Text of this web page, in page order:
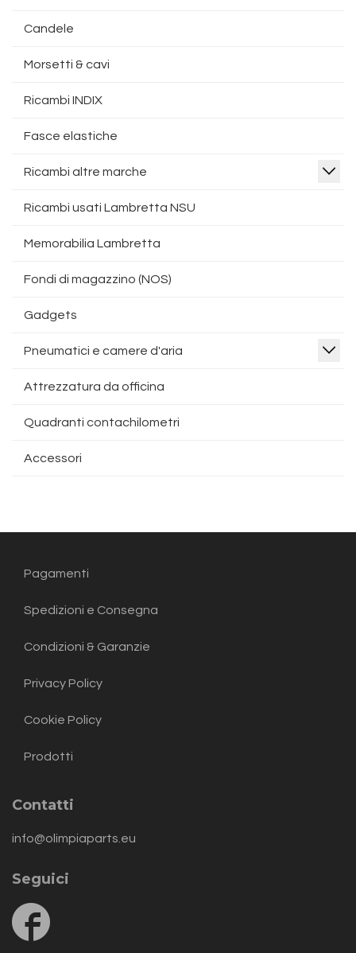
Candele
Morsetti & cavi
Ricambi INDIX
Fasce elastiche
Ricambi altre marche
Ricambi usati Lambretta NSU
Memorabilia Lambretta
Fondi di magazzino (NOS)
Gadgets
Pneumatici e camere d'aria
Attrezzatura da officina
Quadranti contachilometri
Accessori
Pagamenti
Spedizioni e Consegna
Condizioni & Garanzie
Privacy Policy
Cookie Policy
Prodotti
Contatti
info@olimpiaparts.eu
Seguici
us